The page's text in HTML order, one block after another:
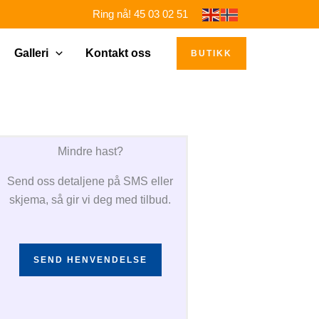
Ring nå! 45 03 02 51
Galleri Kontakt oss BUTIKK
Mindre hast?
Send oss detaljene på SMS eller
skjema, så gir vi deg med tilbud.
SEND HENVENDELSE